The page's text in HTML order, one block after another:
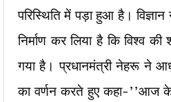
परिस्थिति में पड़ा हुआ है।
निर्माण कर लिया है कि विश्व
गया है। प्रधानमंत्री नेहरू ने
का वर्णन करते हुए कहा-’’आज